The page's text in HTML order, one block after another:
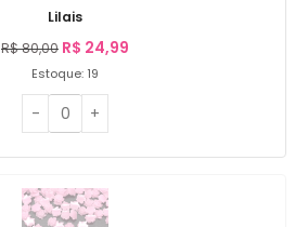
Lilais
R$80,00 R$ 24,99
Estoque: 19